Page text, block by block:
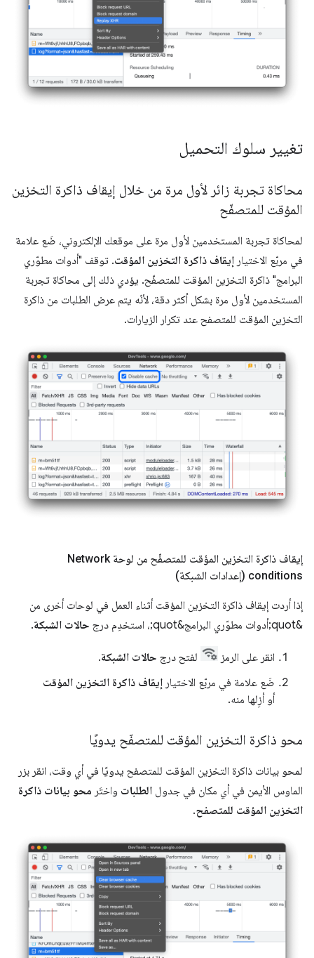
تغيير سلوك التحميل
محاكاة تجربة زائر لأول مرة من خلال إيقاف ذاكرة التخزين
المؤقت للمتصفّح
لمحاكاة تجربة المستخدمين لأول مرة على موقعك الإلكتروني، ضَع علامة
في مربّع الاختيار إيقاف ذاكرة التخزين المؤقت. توقف "أدوات مطوّري
البرامج" ذاكرة التخزين المؤقت للمتصفّح. يؤدي ذلك إلى محاكاة تجربة
المستخدمين لأول مرة بشكل أكثر دقة، لأنّه يتم عرض الطلبات من ذاكرة
التخزين المؤقت للمتصفح عند تكرار الزيارات.
إيقاف ذاكرة التخزين المؤقت للمتصفّح من لوحة Network
conditions (إعدادات الشبكة)
إذا أردت إيقاف ذاكرة التخزين المؤقت أثناء العمل في لوحات أخرى من
&quot;أدوات مطوّري البرامج&quot;، استخدِم درج
حالات الشبكة.
انقر على الرمز لفتح درج حالات الشبكة.
ضَع علامة في مربّع الاختيار إيقاف ذاكرة التخزين المؤقت
أو أزِلها منه.
محو ذاكرة التخزين المؤقت للمتصفّح يدويًا
لمحو بيانات ذاكرة التخزين المؤقت للمتصفح يدويًا في أي وقت، انقر بزر
الماوس الأيمن في أي مكان في جدول الطلبات واختَر محو بيانات ذاكرة
التخزين المؤقت للمتصفح.